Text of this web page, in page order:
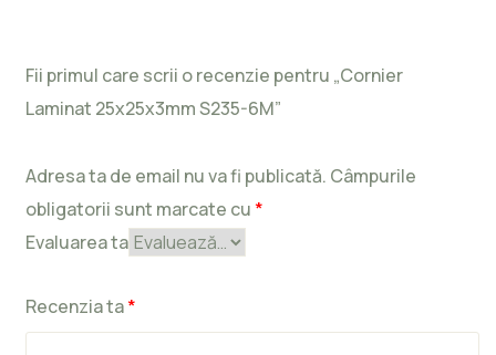
Fii primul care scrii o recenzie pentru „Cornier
Laminat 25x25x3mm S235-6M”
Adresa ta de email nu va fi publicată. Câmpurile
obligatorii sunt marcate cu *
Evaluarea ta
Recenzia ta*